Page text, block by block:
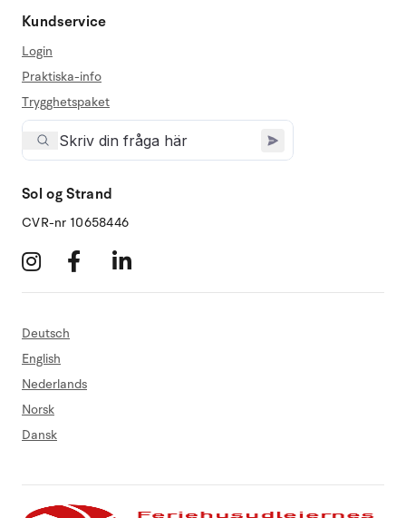
Kundservice
Login
Praktiska-info
Trygghetspaket
Sol og Strand
CVR-nr 10658446
Deutsch
English
Nederlands
Norsk
Dansk